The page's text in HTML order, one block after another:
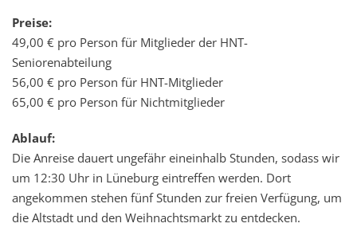
Preise:
49,00 € pro Person für Mitglieder der HNT-
Seniorenabteilung
56,00 € pro Person für HNT-Mitglieder
65,00 € pro Person für Nichtmitglieder
Ablauf:
Die Anreise dauert ungefähr eineinhalb Stunden, sodass wir
um 12:30 Uhr in Lüneburg eintreffen werden. Dort
angekommen stehen fünf Stunden zur freien Verfügung, um
die Altstadt und den Weihnachtsmarkt zu entdecken.